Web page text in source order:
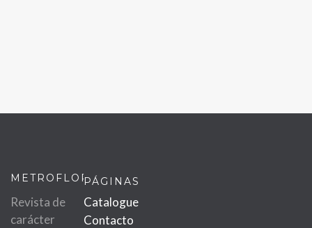
METROFLOR
Revista de
carácter
PÁGINAS
Catalogue
Contacto